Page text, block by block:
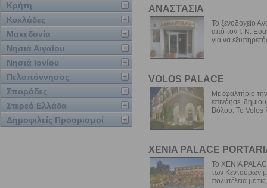
Κρήτη
Κυκλάδες
Μακεδονία
Νησιά Αιγαίου
Νησιά Ιονίου
Πελοπόννησος
Σποράδες
Στερεά Ελλάδα
Δημοφιλείς Προορισμοί
ΑΝΑΣΤΑΣΙΑ
Το ξενοδοχείο
από τον Ι. Ν.
για να
VOLOS PALACE
Με εφαλτήριο
επινόησε,
Βόλου. Το Volos
XENIA PALACE
Το XENIA
των Κενταύρων
πολυτέλεια με